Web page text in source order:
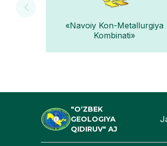
«Navoiy Kon-Metallurgiya
Kombinati»
"O‘ZBEK
GEOLOGIYA
QIDIRUV" AJ